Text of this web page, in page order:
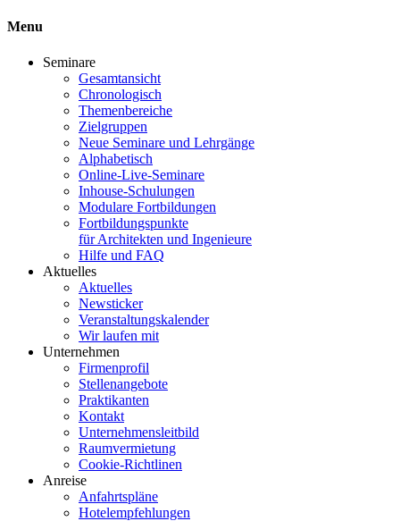
Menu
Seminare
Gesamtansicht
Chronologisch
Themenbereiche
Zielgruppen
Neue Seminare und Lehrgänge
Alphabetisch
Online-Live-Seminare
Inhouse-Schulungen
Modulare Fortbildungen
Fortbildungspunkte
für Architekten und Ingenieure
Hilfe und FAQ
Aktuelles
Aktuelles
Newsticker
Veranstaltungskalender
Wir laufen mit
Unternehmen
Firmenprofil
Stellenangebote
Praktikanten
Kontakt
Unternehmensleitbild
Raumvermietung
Cookie-Richtlinen
Anreise
Anfahrtspläne
Hotelempfehlungen